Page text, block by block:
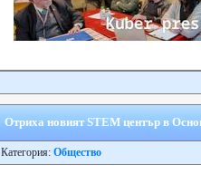
Отриха новият STEM център в
Категория: Общество